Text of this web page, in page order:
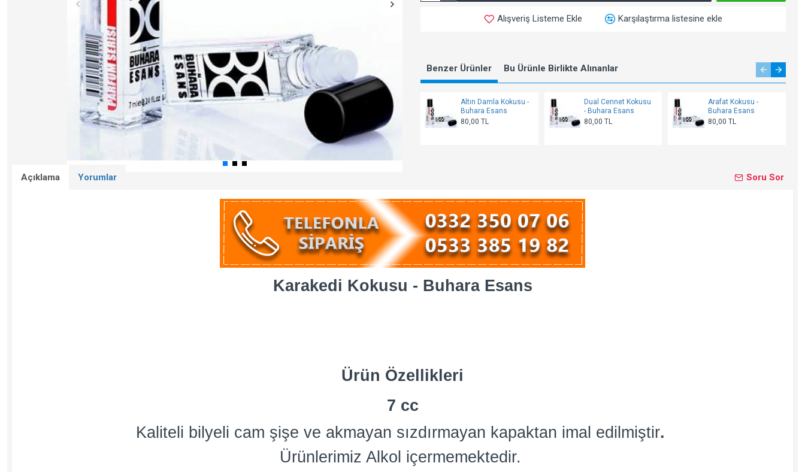
Alışveriş Listeme Ekle Karşılaştırma listesine ekle
Benzer Ürünler Bu Ürünle Birlikte Alınanlar
Altın Damla Kokusu -
Buhara Esans
80,00 TL
Dual Cennet Kokusu
- Buhara Esans
80,00 TL
Arafat Kokusu -
Buhara Esans
80,00 TL
Açıklama Yorumlar Soru Sor
Karakedi Kokusu - Buhara Esans
Ürün Özellikleri
7 cc
Kaliteli bilyeli cam şişe ve akmayan sızdırmayan kapaktan imal edilmiştir.
Ürünlerimiz Alkol içermemektedir.